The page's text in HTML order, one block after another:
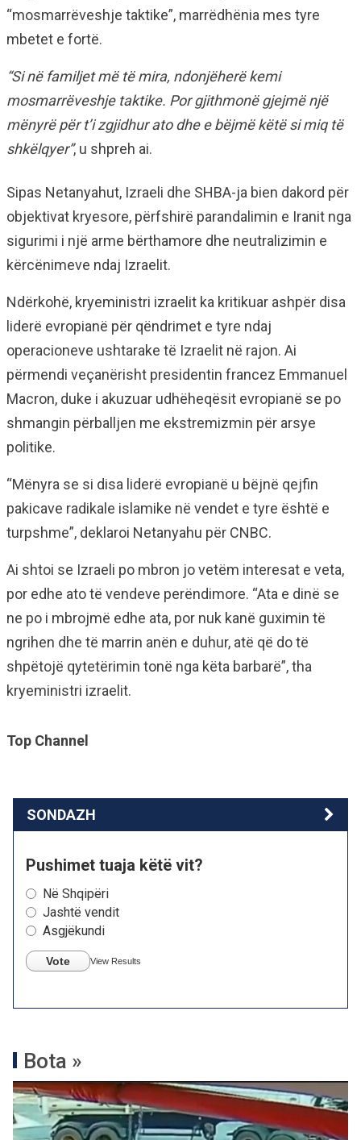
“mosmarrëveshje taktike”, marrëdhënia mes tyre
mbetet e fortë.
“Si në familjet më të mira, ndonjëherë kemi
mosmarrëveshje taktike. Por gjithmonë gjejmë një
mënyrë për t’i zgjidhur ato dhe e bëjmë këtë si miq të
shkëlqyer”, u shpreh ai.
Sipas Netanyahut, Izraeli dhe SHBA-ja bien dakord për
objektivat kryesore, përfshirë parandalimin e Iranit nga
sigurimi i një arme bërthamore dhe neutralizimin e
kërcënimeve ndaj Izraelit.
Ndërkohë, kryeministri izraelit ka kritikuar ashpër disa
liderë evropianë për qëndrimet e tyre ndaj
operacioneve ushtarake të Izraelit në rajon. Ai
përmendi veçanërisht presidentin francez Emmanuel
Macron, duke i akuzuar udhëheqësit evropianë se po
shmangin përballjen me ekstremizmin për arsye
politike.
“Mënyra se si disa liderë evropianë u bëjnë qejfin
pakicave radikale islamike në vendet e tyre është e
turpshme”, deklaroi Netanyahu për CNBC.
Ai shtoi se Izraeli po mbron jo vetëm interesat e veta,
por edhe ato të vendeve perëndimore. “Ata e dinë se
ne po i mbrojmë edhe ata, por nuk kanë guximin të
ngrihen dhe të marrin anën e duhur, atë që do të
shpëtojë qytetërimin tonë nga këta barbarë”, tha
kryeministri izraelit.
Top Channel
SONDAZH
Pushimet tuaja këtë vit?
Në Shqipëri
Jashtë vendit
Asgjëkundi
Vote View Results
Bota »